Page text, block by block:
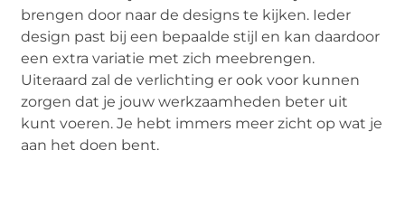
brengen door naar de designs te kijken. Ieder
design past bij een bepaalde stijl en kan daardoor
een extra variatie met zich meebrengen.
Uiteraard zal de verlichting er ook voor kunnen
zorgen dat je jouw werkzaamheden beter uit
kunt voeren. Je hebt immers meer zicht op wat je
aan het doen bent.